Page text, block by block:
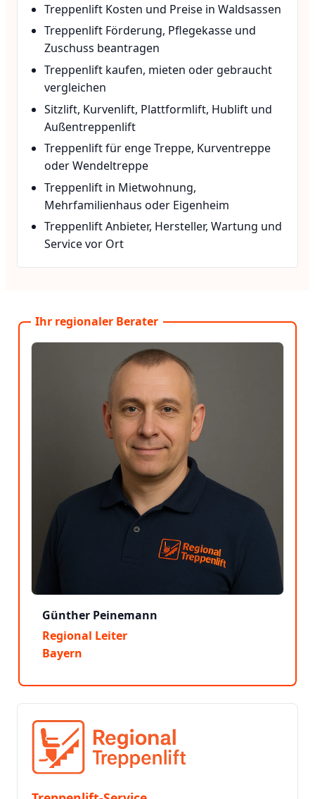
Treppenlift Kosten und Preise in Waldsassen
Treppenlift Förderung, Pflegekasse und
Zuschuss beantragen
Treppenlift kaufen, mieten oder gebraucht
vergleichen
Sitzlift, Kurvenlift, Plattformlift, Hublift und
Außentreppenlift
Treppenlift für enge Treppe, Kurventreppe
oder Wendeltreppe
Treppenlift in Mietwohnung,
Mehrfamilienhaus oder Eigenheim
Treppenlift Anbieter, Hersteller, Wartung und
Service vor Ort
Ihr regionaler Berater
Günther Peinemann
Regional Leiter
Bayern